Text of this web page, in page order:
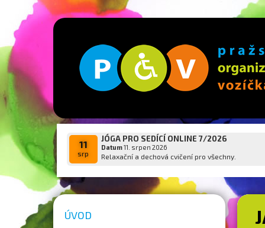
11
srp
JÓGA PRO SEDÍCÍ ONLINE 7/2026
Datum11. srpen 2026
Relaxační a dechová cvičení pro všechny.
ÚVOD